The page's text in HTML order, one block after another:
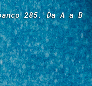
285. Da A a B